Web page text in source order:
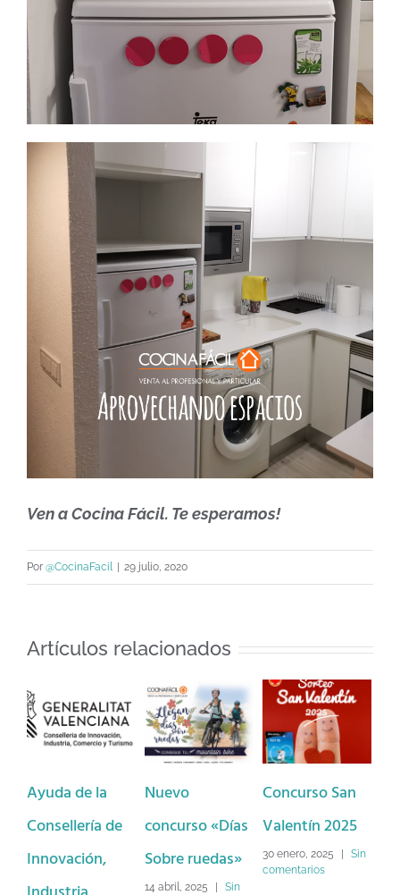
Ven a Cocina Fácil. Te esperamos!
Por @CocinaFacil 29 julio, 2020
Artículos relacionados
la
de
Nuevo
concurso «Días
Sobre ruedas»
14 abril, 2025 | Sin
Concurso San
Valentín 2025
30 enero, 2025 | Sin
Bases
Décimo de
Lotería de